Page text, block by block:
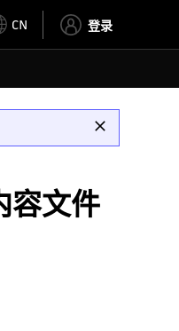
CN 登录
容文件